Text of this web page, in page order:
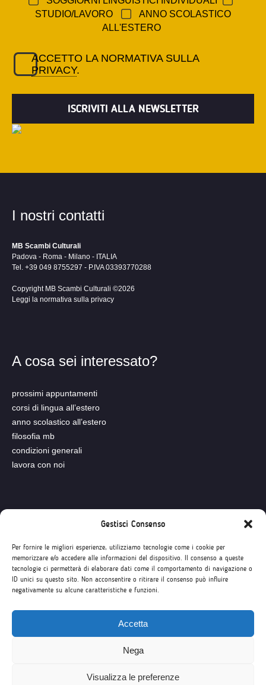
Gestisci Consenso
Per fornire le migliori esperienze, utilizziamo tecnologie come i cookie per
memorizzare e/o accedere alle informazioni del dispositivo. Il consenso a queste
tecnologie ci permetterà di elaborare dati come il comportamento di navigazione o
ID unici su questo sito. Non acconsentire o ritirare il consenso può influire
negativamente su alcune caratteristiche e funzioni.
Accetta
Nega
Visualizza le preferenze
STUDIO/LAVORO
ANNO SCOLASTICO
ALL'ESTERO
ACCETTO LA NORMATIVA SULLA
PRIVACY.
I nostri contatti
MB Scambi Culturali
Padova - Roma - Milano - ITALIA
Tel. +39 049 8755297 - P.IVA 03393770288
Copyright MB Scambi Culturali ©2026
Leggi la normativa sulla privacy
A cosa sei interessato?
prossimi appuntamenti
corsi di lingua all’estero
anno scolastico all’estero
filosofia mb
condizioni generali
lavora con noi